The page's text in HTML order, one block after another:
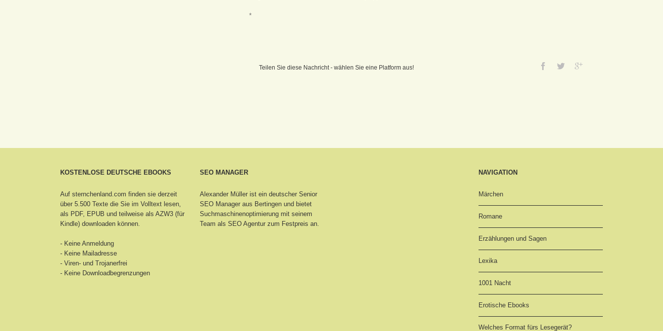
*
Teilen Sie diese Nachricht - wählen Sie eine Platform aus!
KOSTENLOSE DEUTSCHE EBOOKS
Auf sternchenland.com finden sie derzeit
über 5.500 Texte die Sie im Volltext lesen,
als PDF, EPUB und teilweise als AZW3 (für
Kindle) downloaden können.
- Keine Anmeldung
- Keine Mailadresse
- Viren- und Trojanerfrei
- Keine Downloadbegrenzungen
SEO MANAGER
Alexander Müller ist ein deutscher Senior
SEO Manager aus Bertingenund bietet
Suchmaschinenoptimierung mit seinem
Team als SEO Agentur zum Festpreis an.
NAVIGATION
Märchen
Romane
Erzählungen und Sagen
Lexika
1001 Nacht
Erotische Ebooks
Welches Format fürs Lesegerät?